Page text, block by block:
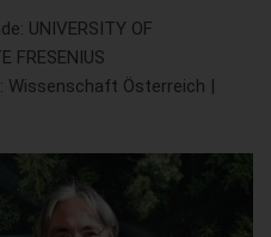
UNIVERSITY OF
FRESENIUS
Wissenschaft Österreich |